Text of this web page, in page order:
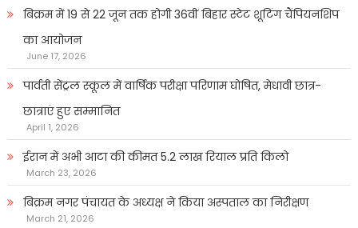
बिक्रम में 19 से 22 जून तक होगी 36वीं बिहार स्टेट शूटिंग चैंपियनशिप
का आयोजन
June 17, 2026
पार्वती सेंट्रल स्कूल में वार्षिक परीक्षा परिणाम घोषित, मेधावी छात्र-
छात्राएं हुए सम्मानित
April 1, 2026
ईरान में अभी आटा की कीमत 5.2 लाख रियाल प्रति किलो
March 23, 2026
बिक्रम नगर पंचायत के अध्यक्ष ने किया अस्पताल का निरीक्षण
March 21, 2026